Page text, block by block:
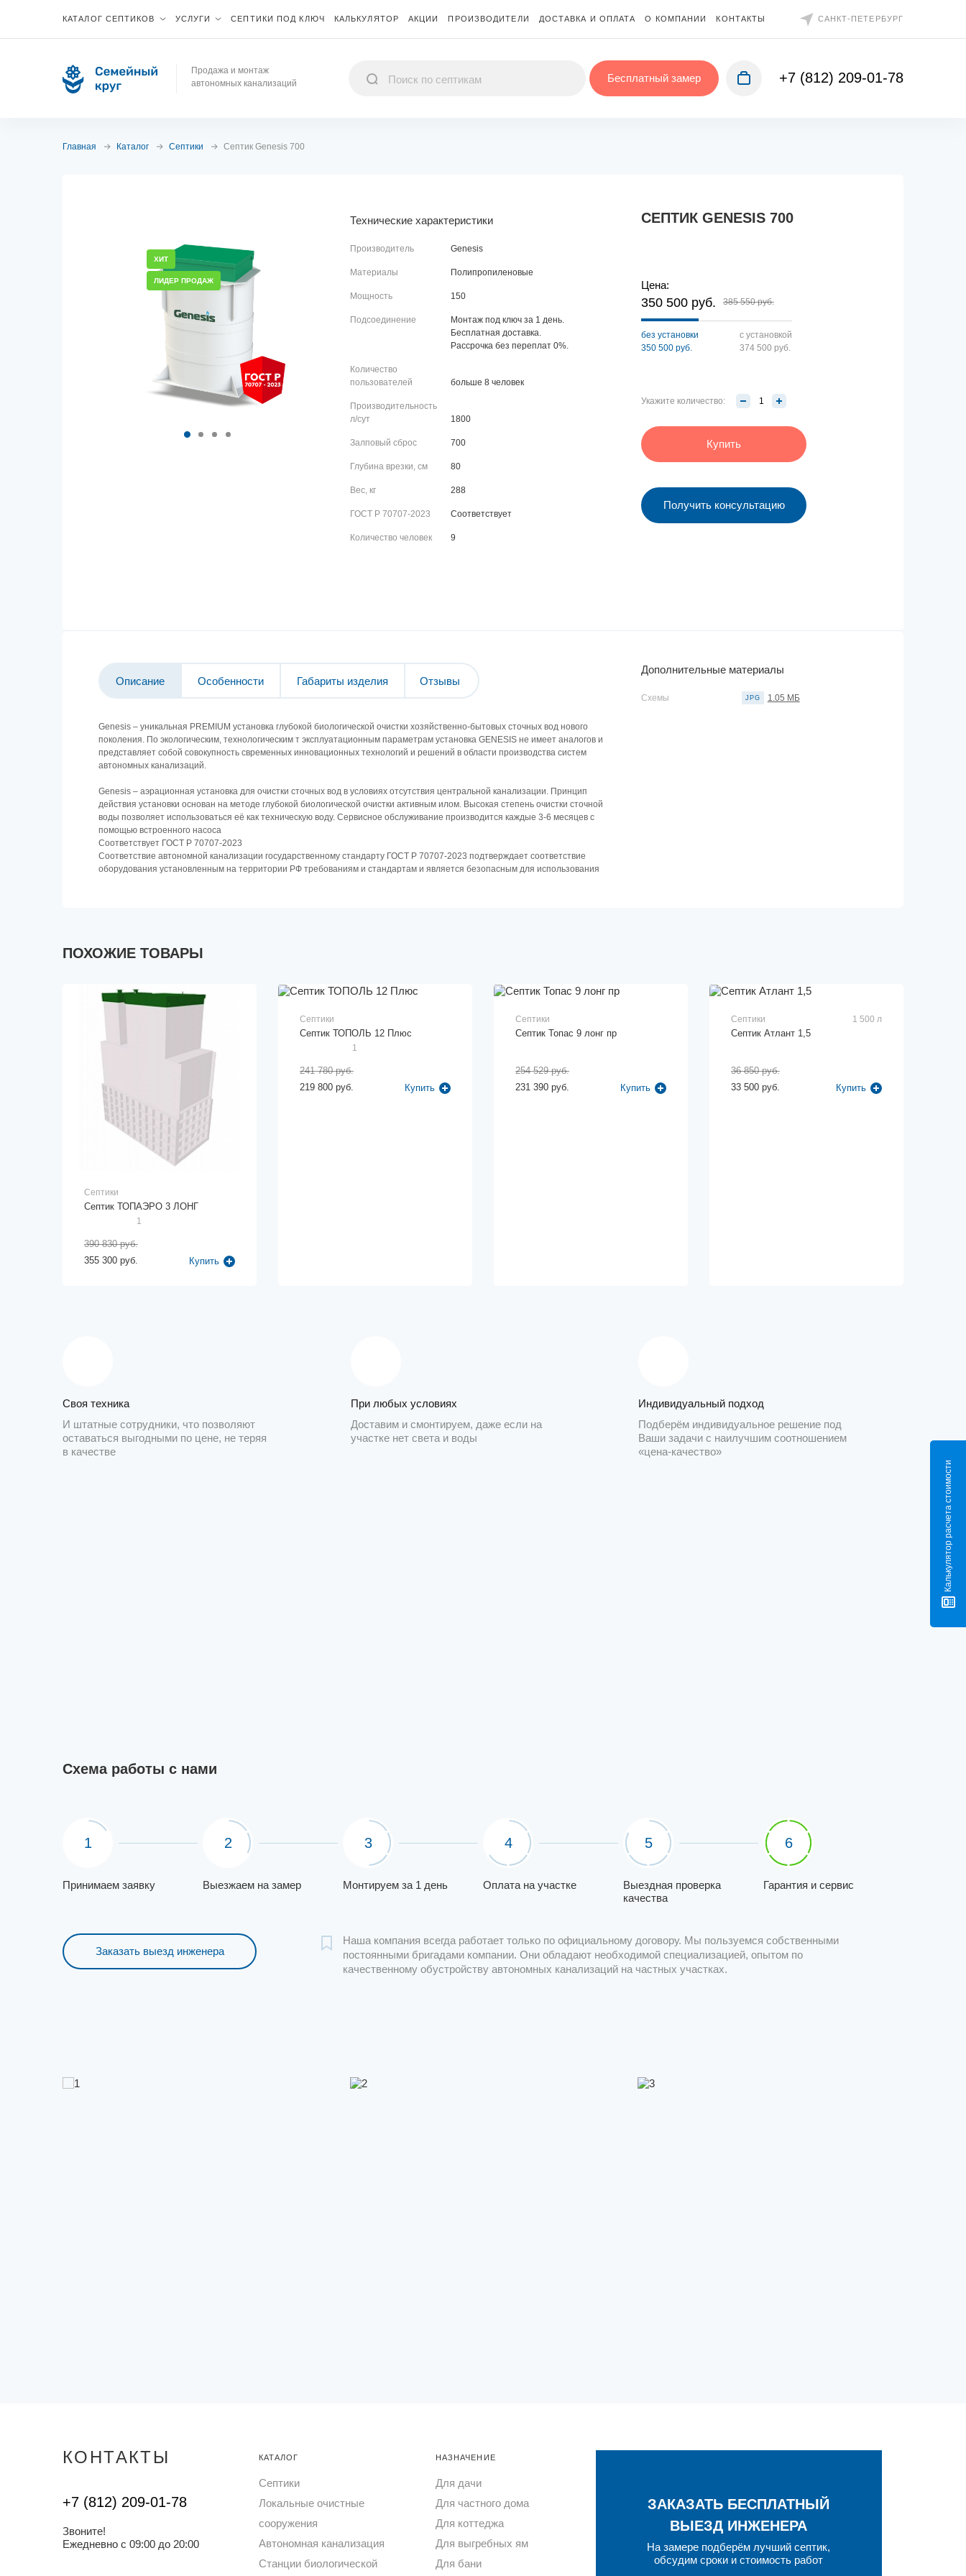
КАТАЛОГ СЕПТИКОВ УСЛУГИ СЕПТИКИ ПОД КЛЮЧ КАЛЬКУЛЯТОР АКЦИИ ПРОИЗВОДИТЕЛИ ДОСТАВКА И ОПЛАТА О КОМПАНИИ КОНТАКТЫ САНКТ-ПЕТЕРБУРГ
Продажа и монтаж
автономных канализаций
Бесплатный замер +7 (812) 209-01-78
Калькулятор расчета стоимости
Главная Каталог Септики Септик Genesis 700
ХИТ
ЛИДЕР ПРОДАЖ
Технические характеристики
Производитель Genesis
Материалы Полипропиленовые
Мощность 150
Подсоединение
Монтаж под ключ за 1 день.
Бесплатная доставка.
Рассрочка без переплат 0%.
Количество
пользователей
больше 8 человек
Производительность
л/сут
1800
Залповый сброс 700
Глубина врезки, см 80
Вес, кг 288
ГОСТ Р 70707-2023 Соответствует
Количество человек 9
СЕПТИК GENESIS 700
Цена:
350 500 руб. 385 550 руб.
без установки
350 500 руб.
с установкой
374 500 руб.
Укажите количество:
Купить
Получить консультацию
Описание Особенности Габариты изделия Отзывы
Genesis – уникальная PREMIUM установка глубокой биологической очистки хозяйственно-бытовых сточных вод нового
поколения. По экологическим, технологическим т эксплуатационным параметрам установка GENESIS не имеет аналогов и
представляет собой совокупность свременных инновационных технологий и решений в области производства систем
автономных канализаций.
Genesis – аэрационная установка для очистки сточных вод в условиях отсутствия центральной канализации. Принцип
действия установки основан на методе глубокой биологической очистки активным илом. Высокая степень очистки сточной
воды позволяет использоваться её как техническую воду. Сервисное обслуживание производится каждые 3-6 месяцев с
помощью встроенного насоса
Соответствует ГОСТ Р 70707-2023
Соответствие автономной канализации государственному стандарту ГОСТ Р 70707-2023 подтверждает соответствие
оборудования установленным на территории РФ требованиям и стандартам и является безопасным для использования
Дополнительные материалы
Схемы JPG 1.05 МБ
ПОХОЖИЕ ТОВАРЫ
Септики
Септик ТОПАЭРО 3 ЛОНГ
1
355 300 руб.
390 830 руб.
Купить
Септики
Септик ТОПОЛЬ 12 Плюс
1
219 800 руб.
241 780 руб.
Купить
Септики
Септик Топас 9 лонг пр
231 390 руб.
254 529 руб.
Купить
Септики 1 500 л
Септик Атлант 1,5
33 500 руб.
36 850 руб.
Купить
Своя техника
И штатные сотрудники, что позволяют
оставаться выгодными по цене, не теряя
в качестве
При любых условиях
Доставим и смонтируем, даже если на
участке нет света и воды
Индивидуальный подход
Подберём индивидуальное решение под
Ваши задачи с наилучшим соотношением
«цена-качество»
Схема работы с нами
1
Принимаем заявку
2
Выезжаем на замер
3
Монтируем за 1 день
4
Оплата на участке
5
Выездная проверка
качества
6
Гарантия и сервис
Заказать выезд инженера
Наша компания всегда работает только по официальному договору. Мы пользуемся собственными
постоянными бригадами компании. Они обладают необходимой специализацией, опытом по
качественному обустройству автономных канализаций на частных участках.
КОНТАКТЫ
+7 (812) 209-01-78
Звоните!
Ежедневно с 09:00 до 20:00
КАТАЛОГ
Септики
Локальные очистные
сооружения
Автономная канализация
Станции биологической
НАЗНАЧЕНИЕ
Для дачи
Для частного дома
Для коттеджа
Для выгребных ям
Для бани
ЗАКАЗАТЬ БЕСПЛАТНЫЙ
ВЫЕЗД ИНЖЕНЕРА
На замере подберём лучший септик,
обсудим сроки и стоимость работ